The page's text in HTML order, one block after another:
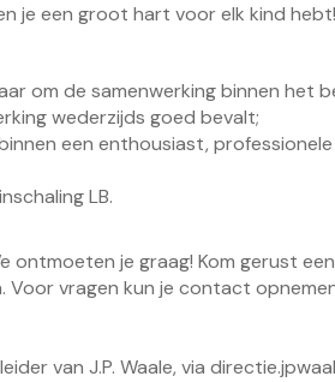
je een groot hart voor elk kind hebt!
om de samenwerking binnen het
wederzijds goed bevalt;
een enthousiast,
LB.
ontmoeten je graag! Kom gerust
vragen kun je contact
van J.P. Waale, via